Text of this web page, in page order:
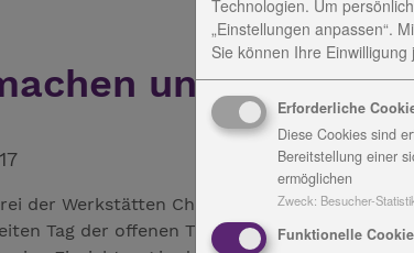
und genießen
der Werkstätten Christopherushof in
Tag der offenen Töpferei. Dieser hat am
Technologien. Um
„Einstellungen anpassen“.
Sie können Ihre Einwilligung
Erforderliche
Diese Cookies sind
Bereitstellung einer
ermöglichen
Zweck: Besucher-
Funktionelle